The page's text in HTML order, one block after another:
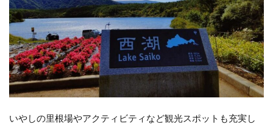
いやしの里根場やアクティビティなど観光スポットも充実し